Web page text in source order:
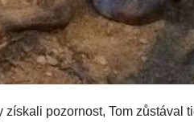
pozornost, Tom zůstával